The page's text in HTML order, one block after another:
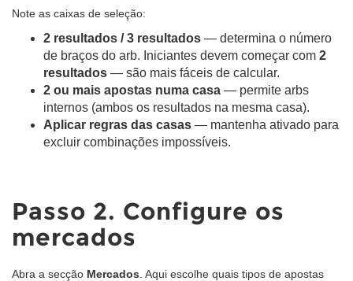
Note as caixas de seleção:
2 resultados / 3 resultados — determina o número
de braços do arb. Iniciantes devem começar com 2
resultados — são mais fáceis de calcular.
2 ou mais apostas numa casa — permite arbs
internos (ambos os resultados na mesma casa).
Aplicar regras das casas — mantenha ativado para
excluir combinações impossíveis.
Passo 2. Configure os
mercados
Abra a secção Mercados . Aqui escolhe quais tipos de apostas